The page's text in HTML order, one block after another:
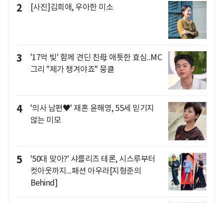
2 [사진]김희애, 우아한 미소
3
'17억 빚' 함께 견딘 친母 애틋한 효심..MC
그리 "제가 챙겨야죠" 뭉클
4
'의사 남편♥' 재혼 윤해영, 55세 믿기지
않는 미모
5
'50대 맞아?' 샤를리즈 테론, 시스루부터
컷아웃까지...패션 아우라[지형준의
Behind]